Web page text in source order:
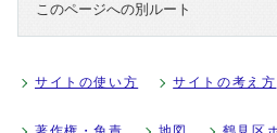
このページへの別ルート
サイトの使い方 サイトの考え方